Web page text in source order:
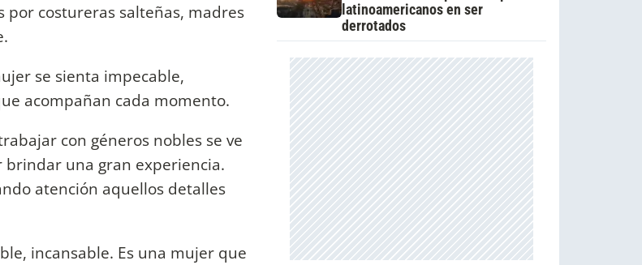
por costureras salteñas, madres
se sienta impecable,
acompañan cada momento.
con géneros nobles se ve
una gran experiencia.
atención aquellos detalles
incansable. Es una mujer que
latinoamericanos en ser
derrotados